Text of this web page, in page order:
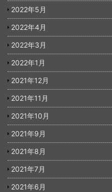
2022年5月
2022年4月
2022年3月
2022年1月
2021年12月
2021年11月
2021年10月
2021年9月
2021年8月
2021年7月
2021年6月